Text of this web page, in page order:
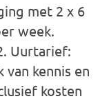
met 2 x 6
week.
Uurtarief:
van kennis en
kosten